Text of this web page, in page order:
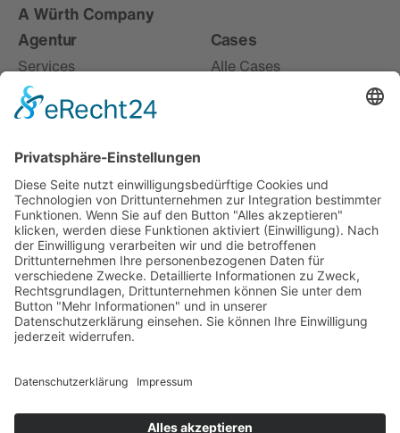
Agentur
Services
Karriere
About
Offices
Cases
Alle Cases
Entdecken
m.next
m.guest
m.away
eventacademy
Misc
News
Jobs
Ausbildung & Studium